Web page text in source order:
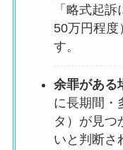
「略式起
50万円程度
す。
余罪がある
に長期間・
タ）が見つ
いと判断さ